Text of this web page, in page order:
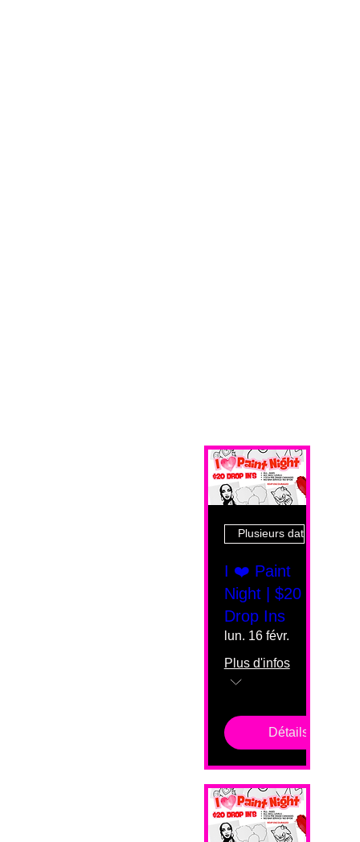
Plusieurs dates
I ❤️ Paint
Night | $20
Drop Ins
lun. 16 févr.
Plus d'infos
Détails